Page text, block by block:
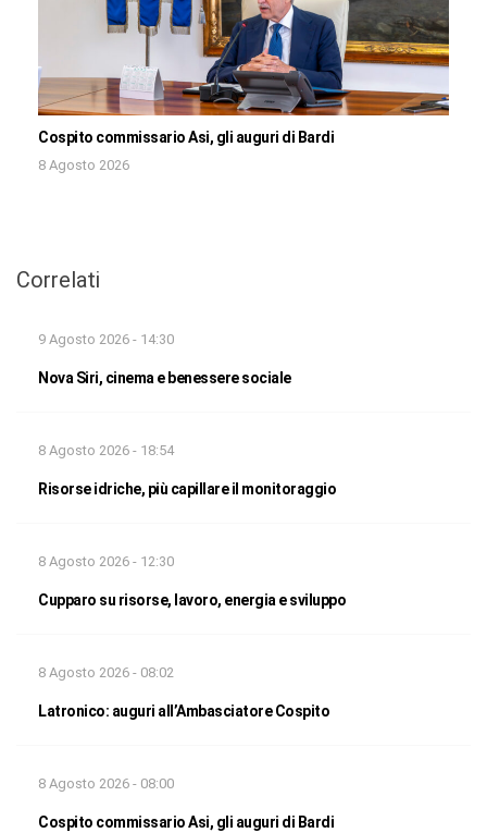
Cospito commissario Asi, gli auguri di Bardi
8 Agosto 2026
Correlati
9 Agosto 2026 - 14:30
Nova Siri, cinema e benessere sociale
8 Agosto 2026 - 18:54
Risorse idriche, più capillare il monitoraggio
8 Agosto 2026 - 12:30
Cupparo su risorse, lavoro, energia e sviluppo
8 Agosto 2026 - 08:02
Latronico: auguri all’Ambasciatore Cospito
8 Agosto 2026 - 08:00
Cospito commissario Asi, gli auguri di Bardi